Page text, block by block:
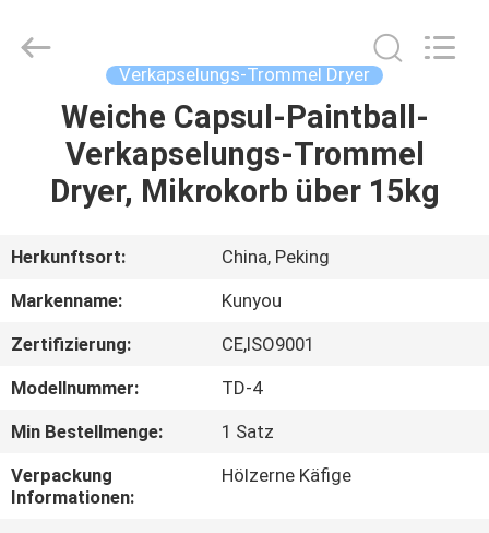
HAUSE
VIDEOS
ÜBER
UNS
WERKSBESICHTIGUNG
Pharmatech
Co.,LTD..
Verkapselungs-Trommel Dryer
Weiche Capsul-Paintball-
Verkapselungs-Trommel
Dryer, Mikrokorb über 15kg
Herkunftsort:
China, Peking
Markenname:
Kunyou
Zertifizierung:
CE,ISO9001
Modellnummer:
TD-4
Min Bestellmenge:
1 Satz
Verpackung
Informationen:
Hölzerne Käfige